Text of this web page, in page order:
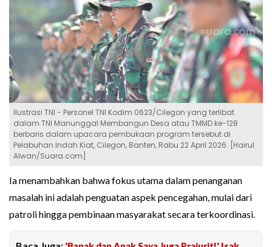
Ilustrasi TNI - Personel TNI Kodim 0623/Cilegon yang terlibat
dalam TNI Manunggal Membangun Desa atau TMMD ke-128
berbaris dalam upacara pembukaan program tersebut di
Pelabuhan Indah Kiat, Cilegon, Banten, Rabu 22 April 2026. [Hairul
Alwan/Suara.com]
Ia menambahkan bahwa fokus utama dalam penanganan
masalah ini adalah penguatan aspek pencegahan, mulai dari
patroli hingga pembinaan masyarakat secara terkoordinasi.